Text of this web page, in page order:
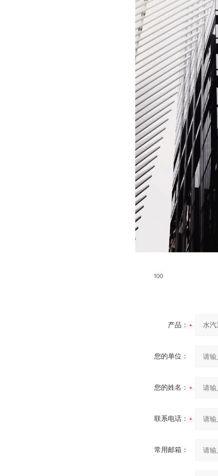
产品：
您的单位：
您的姓名：
联系电话：
常用邮箱：